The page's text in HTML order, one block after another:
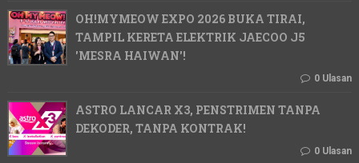
OH!MYMEOW EXPO 2026 BUKA TIRAI,
TAMPIL KERETA ELEKTRIK JAECOO J5
'MESRA HAIWAN'!
0 Ulasan
ASTRO LANCAR X3, PENSTRIMEN TANPA
DEKODER, TANPA KONTRAK!
0 Ulasan